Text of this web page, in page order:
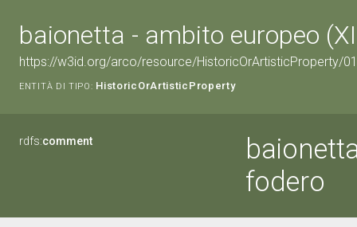
baionetta - ambito europeo
https://w3id.org/arco/resource/HistoricOrArtisticProperty/
ENTITÀ DI TIPO: HistoricOrArtisticProperty
rdfs:comment
fodero